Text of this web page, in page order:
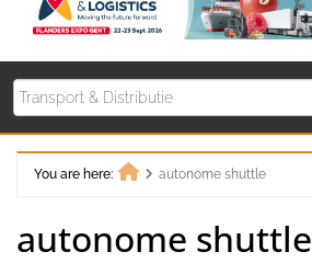
You are here:
autonome shuttle
autonome shuttle